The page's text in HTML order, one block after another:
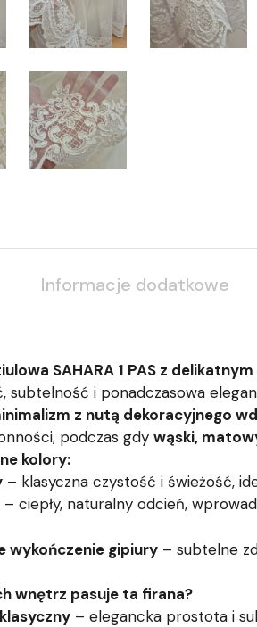
Informacje dodatkowe
SAHARA 1 PAS z
subtelność i ponadczasowa
z nutą dekoracyjnego
podczas gdy wąski,
kolory:
– klasyczna czystość i świeżość,
– ciepły, naturalny odcień,
wykończenie gipiury – subtelne
wnętrz pasuje ta firana?
– elegancka prostota i